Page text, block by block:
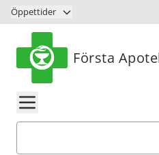
Hoppa till innehåll
Öppettider
Första